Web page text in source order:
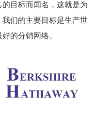
目标而闻名，这就是为
们的主要目标是生产世
的分销网络。